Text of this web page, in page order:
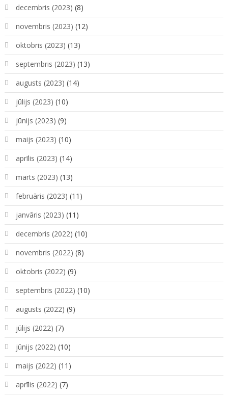
decembris (2023) (8)
novembris (2023) (12)
oktobris (2023) (13)
septembris (2023) (13)
augusts (2023) (14)
jūlijs (2023) (10)
jūnijs (2023) (9)
maijs (2023) (10)
aprīlis (2023) (14)
marts (2023) (13)
februāris (2023) (11)
janvāris (2023) (11)
decembris (2022) (10)
novembris (2022) (8)
oktobris (2022) (9)
septembris (2022) (10)
augusts (2022) (9)
jūlijs (2022) (7)
jūnijs (2022) (10)
maijs (2022) (11)
aprīlis (2022) (7)